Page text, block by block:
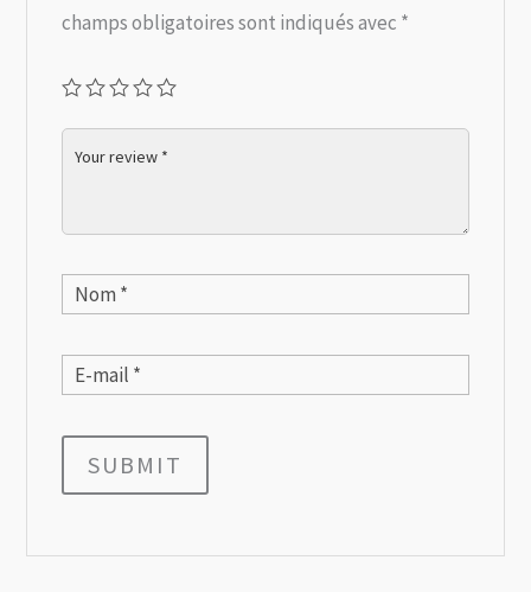
champs obligatoires sont indiqués avec *
SUBMIT